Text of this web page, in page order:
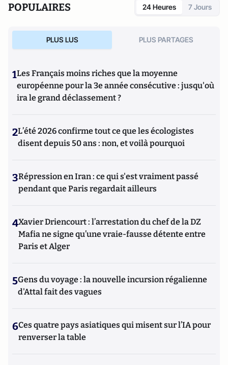
POPULAIRES 24 Heures 7 Jours
PLUS LUS PLUS PARTAGES
1Les Français moins riches que la moyenne
européenne pour la 3e année consécutive : jusqu'où
ira le grand déclassement ?
2L’été 2026 confirme tout ce que les écologistes
disent depuis 50 ans : non, et voilà pourquoi
3Répression en Iran : ce qui s'est vraiment passé
pendant que Paris regardait ailleurs
4Xavier Driencourt : l’arrestation du chef de la DZ
Mafia ne signe qu’une vraie-fausse détente entre
Paris et Alger
5Gens du voyage : la nouvelle incursion régalienne
d'Attal fait des vagues
6Ces quatre pays asiatiques qui misent sur l’IA pour
renverser la table